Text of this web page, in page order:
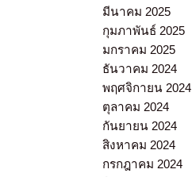
มีนาคม 2025
กุมภาพันธ์ 2025
มกราคม 2025
ธันวาคม 2024
พฤศจิกายน 2024
ตุลาคม 2024
กันยายน 2024
สิงหาคม 2024
กรกฎาคม 2024